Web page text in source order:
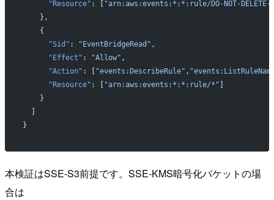
      "Resource"
: [
"arn:aws:events:*:*:rule/DO-NOT-
    },
    {
      "Sid"
: "EventBridgeRead" ,
      "Effect"
: "Allow" ,
      "Action"
: [ "events:DescribeRule" ,
      "Resource"
: [ "arn:aws:events:*:*:rule/*"
    }
}
本検証はSSE-S3前提です。SSE-KMS暗号化バケットの場
合は